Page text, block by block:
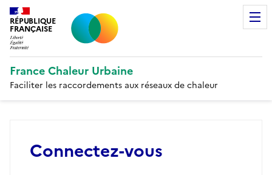
RÉPUBLIQUE
FRANÇAISE
France Chaleur Urbaine
Faciliter les raccordements aux réseaux de chaleur
Connectez-vous